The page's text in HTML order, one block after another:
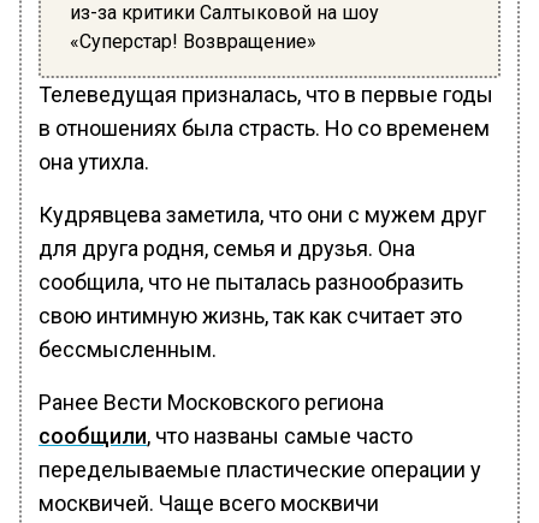
из-за критики Салтыковой на шоу
«Суперстар! Возвращение»
Телеведущая призналась, что в первые годы
в отношениях была страсть. Но со временем
она утихла.
Кудрявцева заметила, что они с мужем друг
для друга родня, семья и друзья. Она
сообщила, что не пыталась разнообразить
свою интимную жизнь, так как считает это
бессмысленным.
Ранее Вести Московского региона
сообщили, что названы самые часто
переделываемые пластические операции у
москвичей. Чаще всего москвичи